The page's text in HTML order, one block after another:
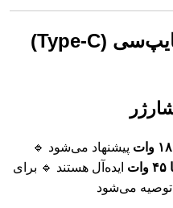
راهنمای خرید شارژر تایپ‌سی (Type-C)
۱۸ وات
پیشنهاد می‌شود 🔹
ایده‌آل هستند 🔹 برای
توصیه می‌شود